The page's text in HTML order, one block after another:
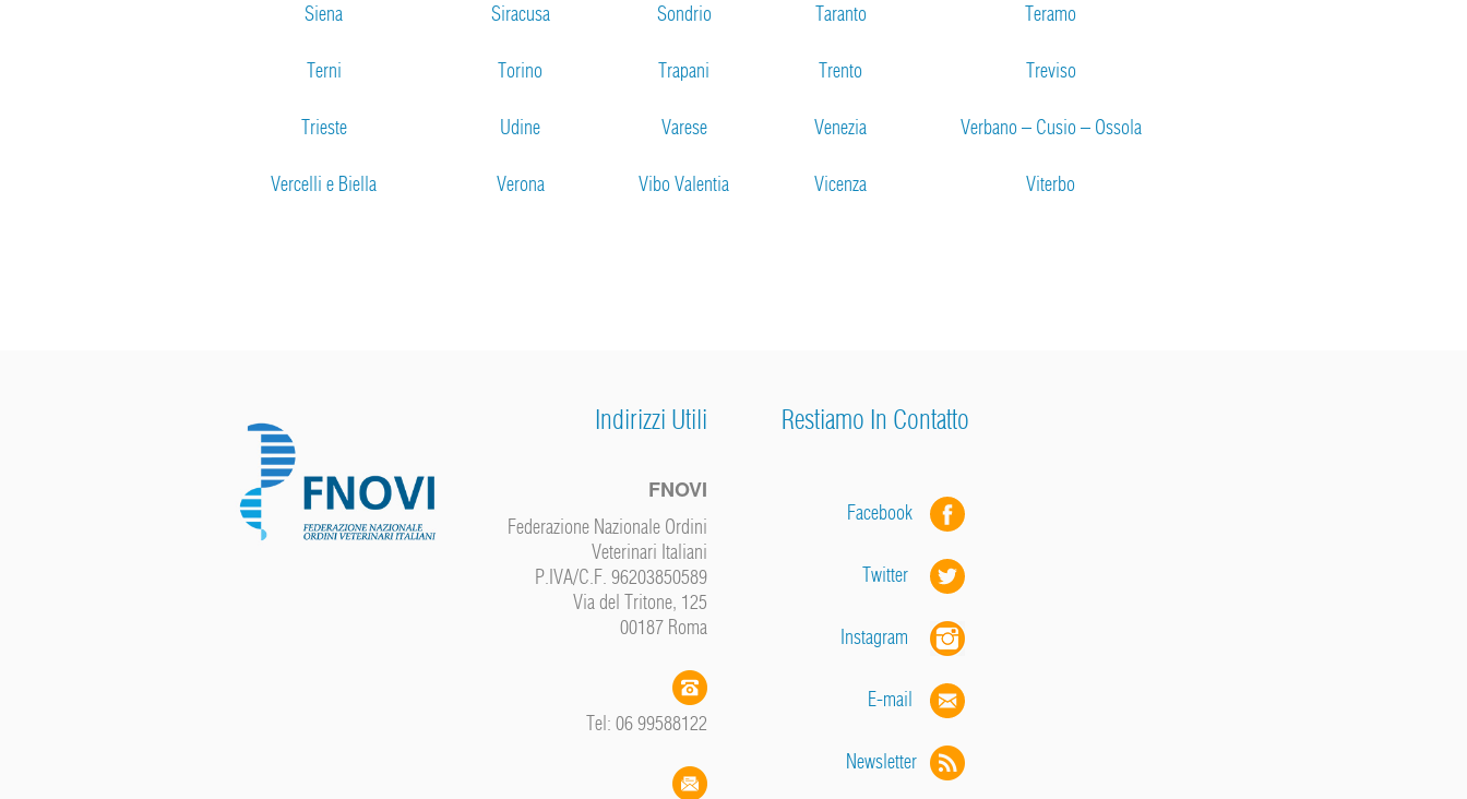
Siena Siracusa Sondrio Taranto Teramo
Terni Torino Trapani Trento Treviso
Trieste Udine Varese Venezia Verbano – Cusio – Ossola
Vercelli e Biella Verona Vibo Valentia Vicenza Viterbo
Indirizzi Utili
FNOVI
Federazione Nazionale Ordini
Veterinari Italiani
P.IVA/C.F. 96203850589
Via del Tritone, 125
00187 Roma
Tel: 06 99588122
Restiamo In Contatto
Facebook
Twitter
Instagram
E-mail
Newsletter